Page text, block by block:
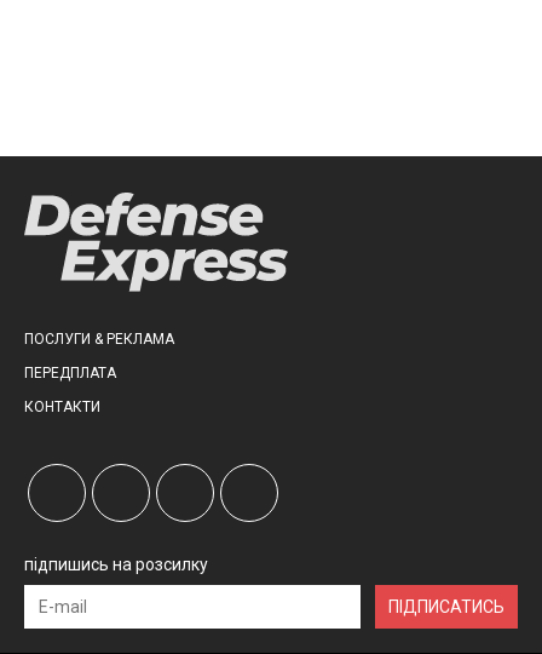
ПОСЛУГИ & РЕКЛАМА
ПЕРЕДПЛАТА
КОНТАКТИ
підпишись на розсилку
ПІДПИСАТИСЬ